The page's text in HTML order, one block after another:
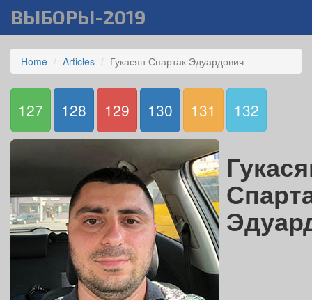
ВЫБОРЫ-2019
Home Articles Гукасян Спартак Эдуардович
127 128 129 130 131 132